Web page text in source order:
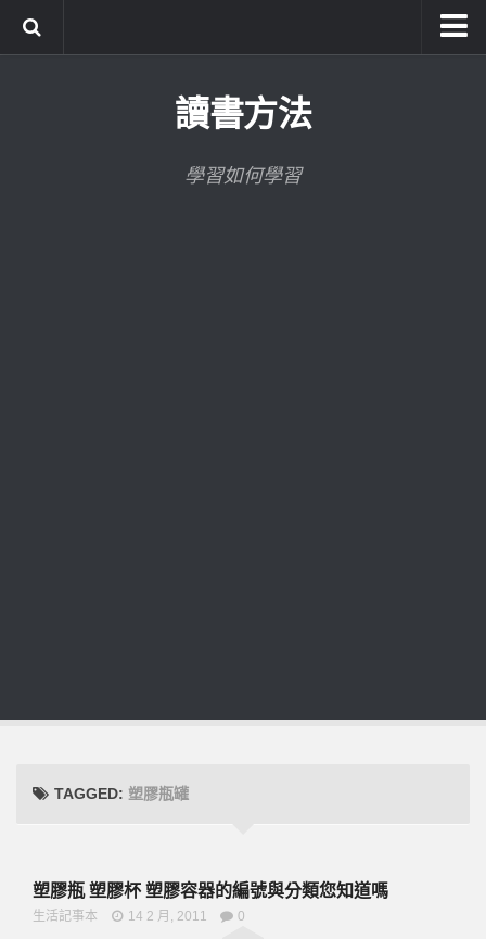
讀書方法
學習如何學習
TAGGED: 塑膠瓶罐
塑膠瓶 塑膠杯 塑膠容器的編號與分類您知道嗎
生活記事本 14 2 月, 2011 0